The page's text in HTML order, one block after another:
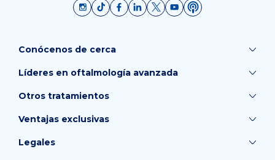
Conócenos de cerca
Líderes en oftalmología avanzada
Otros tratamientos
Ventajas exclusivas
Legales